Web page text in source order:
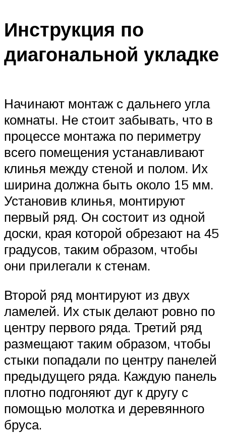
Инструкция по
диагональной укладке
Начинают монтаж с дальнего угла
комнаты. Не стоит забывать, что в
процессе монтажа по периметру
всего помещения устанавливают
клинья между стеной и полом. Их
ширина должна быть около 15 мм.
Установив клинья, монтируют
первый ряд. Он состоит из одной
доски, края которой обрезают на 45
градусов, таким образом, чтобы
они прилегали к стенам.
Второй ряд монтируют из двух
ламелей. Их стык делают ровно по
центру первого ряда. Третий ряд
размещают таким образом, чтобы
стыки попадали по центру панелей
предыдущего ряда. Каждую панель
плотно подгоняют дуг к другу с
помощью молотка и деревянного
бруса.